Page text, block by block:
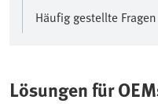
Häufig gestellte Fragen
Lösungen für